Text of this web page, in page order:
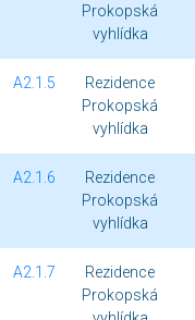
Prokopská
vyhlídka
A2.1.5
Rezidence
Prokopská
vyhlídka
A2.1.6
Rezidence
Prokopská
vyhlídka
A2.1.7
Rezidence
Prokopská